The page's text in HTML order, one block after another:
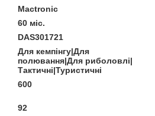
Mactronic
60 міс.
DAS301721
Для кемпінгу|Для
полювання|Для риболовлі|
Тактичні|Туристичні
600
92